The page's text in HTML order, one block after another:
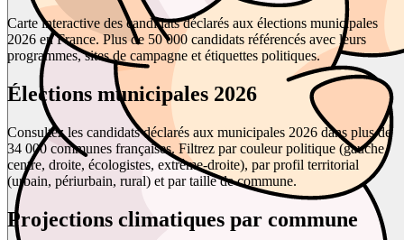
Carte interactive des candidats déclarés aux élections municipales
2026 en France. Plus de 50 000 candidats référencés avec leurs
programmes, sites de campagne et étiquettes politiques.
Élections municipales 2026
Consultez les candidats déclarés aux municipales 2026 dans plus de
34 000 communes françaises. Filtrez par couleur politique (gauche,
centre, droite, écologistes, extrême-droite), par profil territorial
(urbain, périurbain, rural) et par taille de commune.
Projections climatiques par commune